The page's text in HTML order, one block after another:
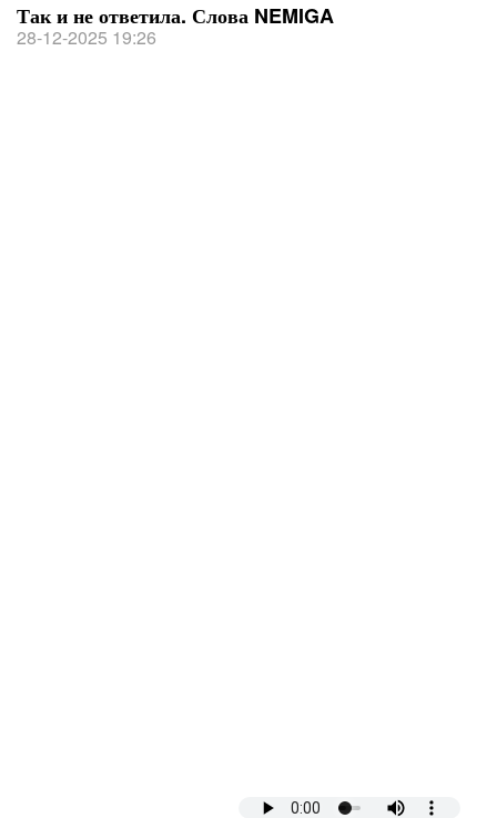
Так и не ответила. Слова NEMIGA
28-12-2025 19:26